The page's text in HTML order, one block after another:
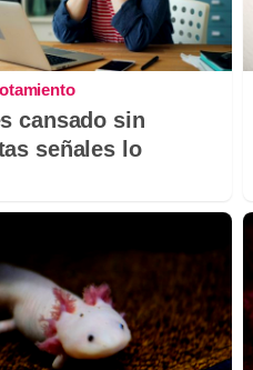
cansado sin
señales lo